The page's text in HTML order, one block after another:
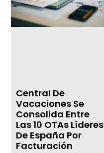
Central De
Vacaciones Se
Consolida Entre
Las 10 OTAs Líderes
De España Por
Facturación